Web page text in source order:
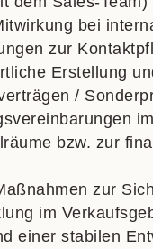
bei
zur
Erstellung
ägen /
bzw. zur
ßnahmen zur
im
einer stabilen